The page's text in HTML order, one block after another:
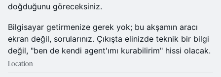
doğduğunu göreceksiniz.
Bilgisayar getirmenize gerek yok; bu akşamın aracı
ekran değil, sorularınız. Çıkışta elinizde teknik bir bilgi
değil, "ben de kendi agent'ımı kurabilirim" hissi olacak.
Location